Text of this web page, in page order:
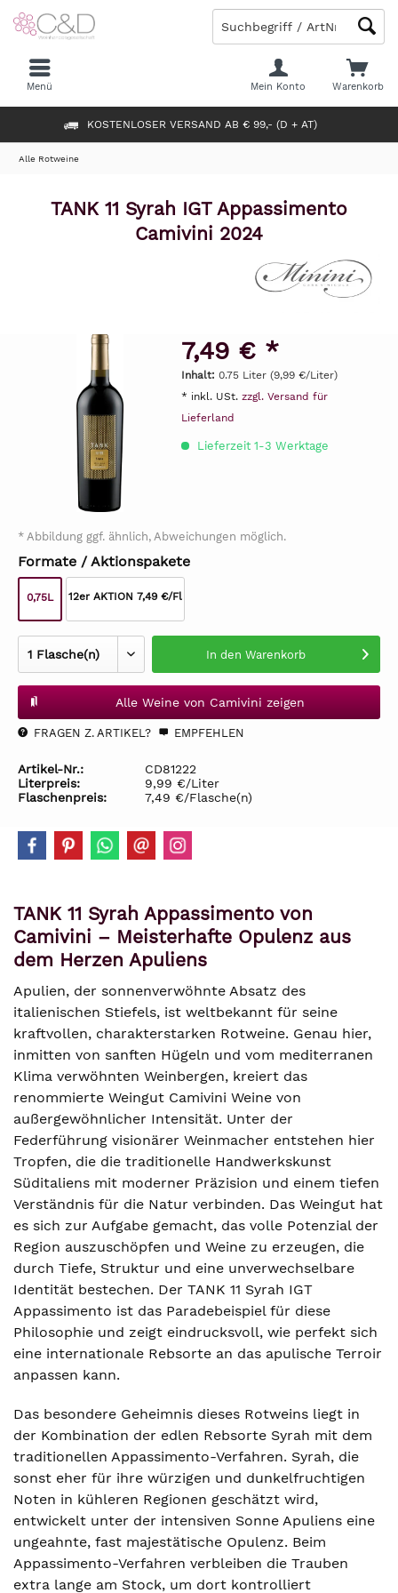
KOSTENLOSER VERSAND AB € 99,- (D + AT)
Warenkorb
Mein Konto
Menü
Alle Rotweine
TANK 11 Syrah IGT Appassimento
Camivini 2024
7,49 € *
Inhalt: 0.75 Liter (9,99 €/Liter)
* inkl. USt. zzgl. Versand für
Lieferland
Lieferzeit 1-3 Werktage
* Abbildung ggf. ähnlich, Abweichungen möglich.
Formate / Aktionspakete
0,75L 12er AKTION 7,49 €/Fl
In den Warenkorb
Alle Weine von Camivini zeigen
FRAGEN Z. ARTIKEL? EMPFEHLEN
Artikel-Nr.:
CD81222
Literpreis:
9,99 €/Liter
Flaschenpreis:
7,49 €/Flasche(n)
TANK 11 Syrah Appassimento von
Camivini – Meisterhafte Opulenz aus
dem Herzen Apuliens
Apulien, der sonnenverwöhnte Absatz des
italienischen Stiefels, ist weltbekannt für seine
kraftvollen, charakterstarken Rotweine. Genau hier,
inmitten von sanften Hügeln und vom mediterranen
Klima verwöhnten Weinbergen, kreiert das
renommierte Weingut Camivini Weine von
außergewöhnlicher Intensität. Unter der
Federführung visionärer Weinmacher entstehen hier
Tropfen, die die traditionelle Handwerkskunst
Süditaliens mit moderner Präzision und einem tiefen
Verständnis für die Natur verbinden. Das Weingut hat
es sich zur Aufgabe gemacht, das volle Potenzial der
Region auszuschöpfen und Weine zu erzeugen, die
durch Tiefe, Struktur und eine unverwechselbare
Identität bestechen. Der TANK 11 Syrah IGT
Appassimento ist das Paradebeispiel für diese
Philosophie und zeigt eindrucksvoll, wie perfekt sich
eine internationale Rebsorte an das apulische Terroir
anpassen kann.
Das besondere Geheimnis dieses Rotweins liegt in
der Kombination der edlen Rebsorte Syrah mit dem
traditionellen Appassimento-Verfahren. Syrah, die
sonst eher für ihre würzigen und dunkelfruchtigen
Noten in kühleren Regionen geschätzt wird,
entwickelt unter der intensiven Sonne Apuliens eine
ungeahnte, fast majestätische Opulenz. Beim
Appassimento-Verfahren verbleiben die Trauben
extra lange am Stock, um dort kontrolliert